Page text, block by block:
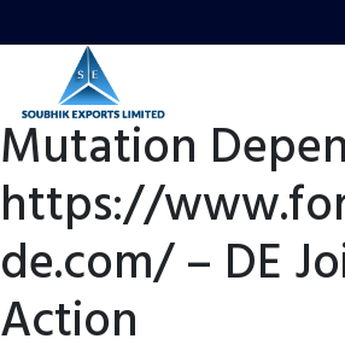
Mutation
https://
de.com/ – DE
Action